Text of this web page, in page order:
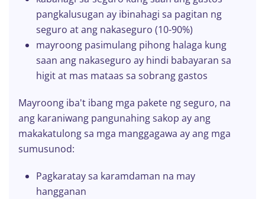
pangkalusugan ay ibinahagi sa pagitan ng
seguro at ang nakaseguro (10-90%)
mayroong pasimulang pihong halaga kung
saan ang nakaseguro ay hindi babayaran sa
higit at mas mataas sa sobrang gastos
Mayroong iba't ibang mga pakete ng seguro, na
ang karaniwang pangunahing sakop ay ang
makakatulong sa mga manggagawa ay ang mga
sumusunod:
Pagkaratay sa karamdaman na may
hangganan